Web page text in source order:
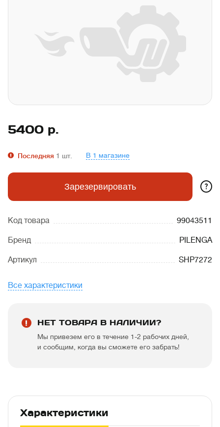
5400 р.
Последняя 1 шт. В 1 магазине
Зарезервировать ?
Код товара 99043511
Бренд PILENGA
Артикул SHP7272
Все характеристики
НЕТ ТОВАРА В НАЛИЧИИ?
Мы привезем его в течение 1-2 рабочих дней,
и сообщим, когда вы сможете его забрать!
Характеристики